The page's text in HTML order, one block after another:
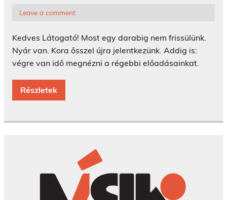
Leave a comment
Kedves Látogató! Most egy darabig nem frissülünk.
Nyár van. Kora ősszel újra jelentkezünk. Addig is:
végre van idő megnézni a régebbi előadásainkat.
Részletek